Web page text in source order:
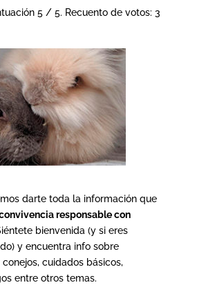
5 / 5. Recuento de votos:3
darte toda la información que
responsable con
bienvenida (y si eres
y encuentra info sobre
cuidados básicos,
entre otros temas.